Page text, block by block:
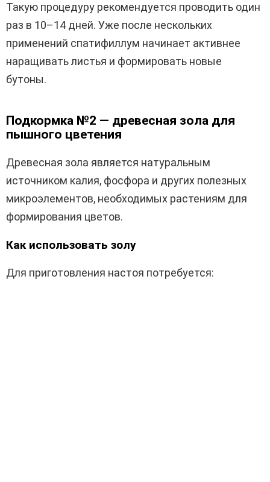
Такую процедуру рекомендуется проводить один
раз в 10–14 дней. Уже после нескольких
применений спатифиллум начинает активнее
наращивать листья и формировать новые
бутоны.
Подкормка №2 — древесная зола для
пышного цветения
Древесная зола является натуральным
источником калия, фосфора и других полезных
микроэлементов, необходимых растениям для
формирования цветов.
Как использовать золу
Для приготовления настоя потребуется: